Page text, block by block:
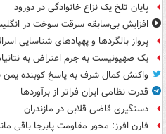
پایان تلخ یک نزاع خانوادگی در دورود
افزایش بی‌سابقه سرقت سوخت در
پرواز بالگردها و پهپادهای شناسایی
یک صهیونیست به جرم اعتراض به
واکنش کمال شرف به پاسخ کوبنده
قدرت نظامی ایران فراتر از برآوردها
دستگیری قاضی قلابی در مازندران
فارن افرز: محور مقاومت پابرجا باقی